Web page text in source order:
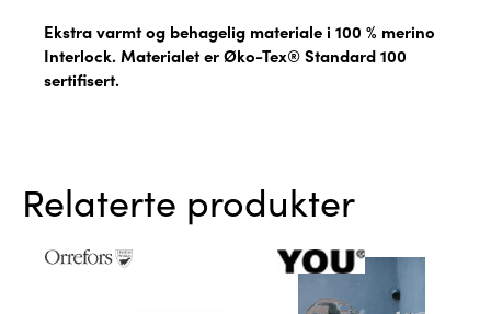
Ekstra varmt og behagelig materiale i 100 % merino
Interlock. Materialet er Øko-Tex® Standard 100
sertifisert.
Relaterte produkter